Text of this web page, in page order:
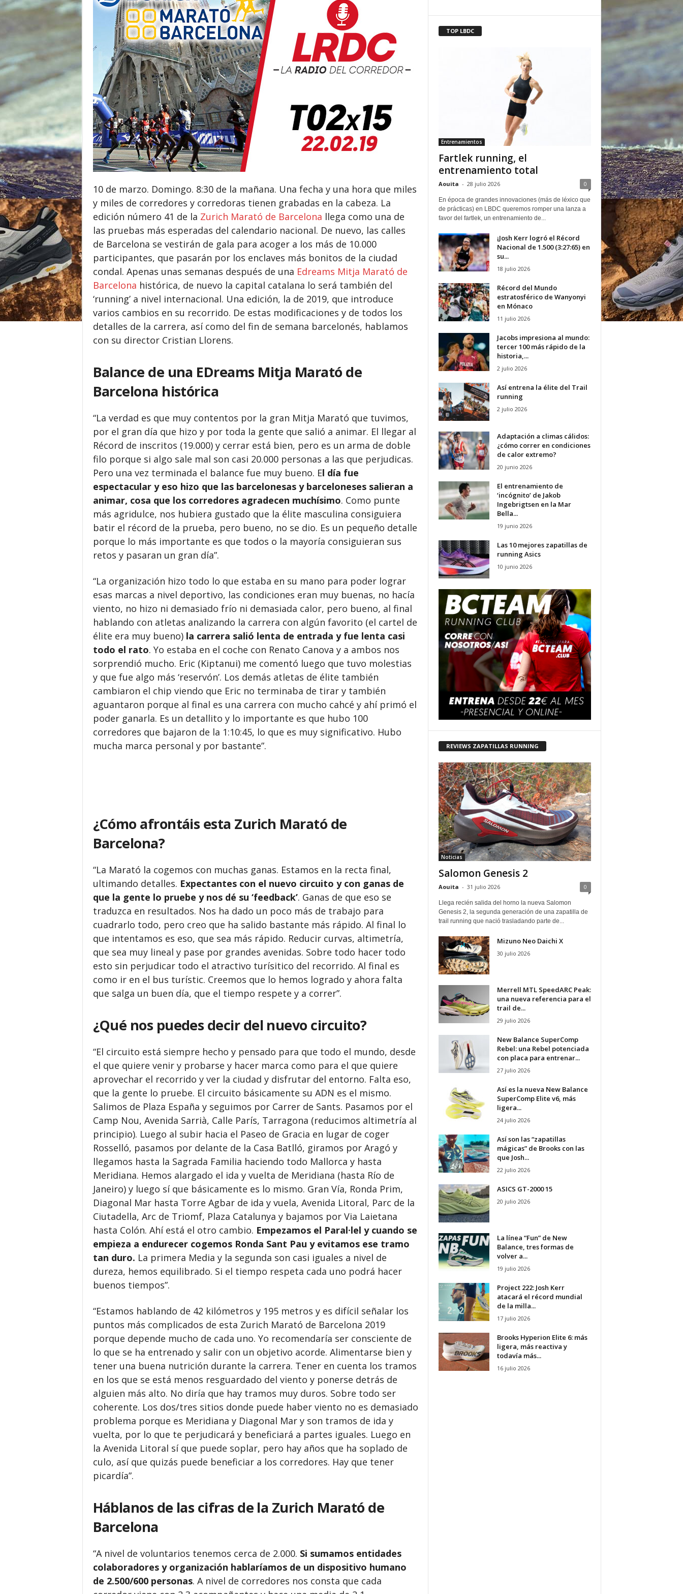
10 de marzo. Domingo. 8:30 de la mañana. Una fecha y una hora que miles
y miles de corredores y corredoras tienen grabadas en la cabeza. La
edición número 41 de la Zurich Marató de Barcelona llega como una de
las pruebas más esperadas del calendario nacional. De nuevo, las calles
de Barcelona se vestirán de gala para acoger a los más de 10.000
participantes, que pasarán por los enclaves más bonitos de la ciudad
condal. Apenas unas semanas después de una Edreams Mitja Marató de
Barcelona histórica, de nuevo la capital catalana lo será también del
‘running’ a nivel internacional. Una edición, la de 2019, que introduce
varios cambios en su recorrido. De estas modificaciones y de todos los
detalles de la carrera, así como del fin de semana barcelonés, hablamos
con su director Cristian Llorens.
Balance de una EDreams Mitja Marató de
Barcelona histórica
“La verdad es que muy contentos por la gran Mitja Marató que tuvimos,
por el gran día que hizo y por toda la gente que salió a animar. El llegar al
Récord de inscritos (19.000) y cerrar está bien, pero es un arma de doble
filo porque si algo sale mal son casi 20.000 personas a las que perjudicas.
Pero una vez terminada el balance fue muy bueno. El día fue
espectacular y eso hizo que las barcelonesas y barceloneses salieran a
animar, cosa que los corredores agradecen muchísimo. Como punte
más agridulce, nos hubiera gustado que la élite masculina consiguiera
batir el récord de la prueba, pero bueno, no se dio. Es un pequeño detalle
porque lo más importante es que todos o la mayoría consiguieran sus
retos y pasaran un gran día”.
“La organización hizo todo lo que estaba en su mano para poder lograr
esas marcas a nivel deportivo, las condiciones eran muy buenas, no hacía
viento, no hizo ni demasiado frío ni demasiada calor, pero bueno, al final
hablando con atletas analizando la carrera con algún favorito (el cartel de
élite era muy bueno) la carrera salió lenta de entrada y fue lenta casi
todo el rato. Yo estaba en el coche con Renato Canova y a ambos nos
sorprendió mucho. Eric (Kiptanui) me comentó luego que tuvo molestias
y que fue algo más ‘reservón’. Los demás atletas de élite también
cambiaron el chip viendo que Eric no terminaba de tirar y también
aguantaron porque al final es una carrera con mucho cahcé y ahí primó el
poder ganarla. Es un detallito y lo importante es que hubo 100
corredores que bajaron de la 1:10:45, lo que es muy significativo. Hubo
mucha marca personal y por bastante”.
¿Cómo afrontáis esta Zurich Marató de
Barcelona?
“La Marató la cogemos con muchas ganas. Estamos en la recta final,
ultimando detalles. Expectantes con el nuevo circuito y con ganas de
que la gente lo pruebe y nos dé su ‘feedback’. Ganas de que eso se
traduzca en resultados. Nos ha dado un poco más de trabajo para
cuadrarlo todo, pero creo que ha salido bastante más rápido. Al final lo
que intentamos es eso, que sea más rápido. Reducir curvas, altimetría,
que sea muy lineal y pase por grandes avenidas. Sobre todo hacer todo
esto sin perjudicar todo el atractivo turísitico del recorrido. Al final es
como ir en el bus turístic. Creemos que lo hemos logrado y ahora falta
que salga un buen día, que el tiempo respete y a correr”.
¿Qué nos puedes decir del nuevo circuito?
“El circuito está siempre hecho y pensado para que todo el mundo, desde
el que quiere venir y probarse y hacer marca como para el que quiere
aprovechar el recorrido y ver la ciudad y disfrutar del entorno. Falta eso,
que la gente lo pruebe. El circuito básicamente su ADN es el mismo.
Salimos de Plaza España y seguimos por Carrer de Sants. Pasamos por el
Camp Nou, Avenida Sarrià, Calle París, Tarragona (reducimos altimetría al
principio). Luego al subir hacia el Paseo de Gracia en lugar de coger
Rosselló, pasamos por delante de la Casa Batlló, giramos por Aragó y
llegamos hasta la Sagrada Familia haciendo todo Mallorca y hasta
Meridiana. Hemos alargado el ida y vuelta de Meridiana (hasta Río de
Janeiro) y luego sí que básicamente es lo mismo. Gran Vía, Ronda Prim,
Diagonal Mar hasta Torre Agbar de ida y vuela, Avenida Litoral, Parc de la
Ciutadella, Arc de Triomf, Plaza Catalunya y bajamos por Via Laietana
hasta Colón. Ahí está el otro cambio. Empezamos el Paral·lel y cuando se
empieza a endurecer cogemos Ronda Sant Pau y evitamos ese tramo
tan duro. La primera Media y la segunda son casi iguales a nivel de
dureza, hemos equilibrado. Si el tiempo respeta cada uno podrá hacer
buenos tiempos”.
“Estamos hablando de 42 kilómetros y 195 metros y es difícil señalar los
puntos más complicados de esta Zurich Marató de Barcelona 2019
porque depende mucho de cada uno. Yo recomendaría ser consciente de
lo que se ha entrenado y salir con un objetivo acorde. Alimentarse bien y
tener una buena nutrición durante la carrera. Tener en cuenta los tramos
en los que se está menos resguardado del viento y ponerse detrás de
alguien más alto. No diría que hay tramos muy duros. Sobre todo ser
coherente. Los dos/tres sitios donde puede haber viento no es demasiado
problema porque es Meridiana y Diagonal Mar y son tramos de ida y
vuelta, por lo que te perjudicará y beneficiará a partes iguales. Luego en
la Avenida Litoral sí que puede soplar, pero hay años que ha soplado de
culo, así que quizás puede beneficiar a los corredores. Hay que tener
picardía”.
Háblanos de las cifras de la Zurich Marató de
Barcelona
“A nivel de voluntarios tenemos cerca de 2.000. Si sumamos entidades
colaboradores y organización hablaríamos de un dispositivo humano
de 2.500/600 personas. A nivel de corredores nos consta que cada
TOP LBDC
Entrenamientos
Fartlek running, el
entrenamiento total
Aouita - 28 julio 2026 0
En época de grandes innovaciones (más de léxico que
de prácticas) en LBDC queremos romper una lanza a
favor del fartlek, un entrenamiento de...
¡Josh Kerr logró el Récord
Nacional de 1.500 (3:27:65) en
su...
18 julio 2026
Récord del Mundo
estratosférico de Wanyonyi
en Mónaco
11 julio 2026
Jacobs impresiona al mundo:
tercer 100 más rápido de la
historia,...
2 julio 2026
Así entrena la élite del Trail
running
2 julio 2026
Adaptación a climas cálidos:
¿cómo correr en condiciones
de calor extremo?
20 junio 2026
El entrenamiento de
‘incógnito’ de Jakob
Ingebrigtsen en la Mar
Bella...
19 junio 2026
Las 10 mejores zapatillas de
running Asics
10 junio 2026
REVIEWS ZAPATILLAS RUNNING
Noticias
Salomon Genesis 2
Aouita - 31 julio 2026 0
Llega recién salida del horno la nueva Salomon
Genesis 2, la segunda generación de una zapatilla de
trail running que nació trasladando parte de...
Mizuno Neo Daichi X
30 julio 2026
Merrell MTL SpeedARC Peak:
una nueva referencia para el
trail de...
29 julio 2026
New Balance SuperComp
Rebel: una Rebel potenciada
con placa para entrenar...
27 julio 2026
Así es la nueva New Balance
SuperComp Elite v6, más
ligera...
24 julio 2026
Así son las “zapatillas
mágicas” de Brooks con las
que Josh...
22 julio 2026
ASICS GT-2000 15
20 julio 2026
La línea “Fun” de New
Balance, tres formas de
volver a...
19 julio 2026
Project 222: Josh Kerr
atacará el récord mundial
de la milla...
17 julio 2026
Brooks Hyperion Elite 6: más
ligera, más reactiva y
todavía más...
16 julio 2026